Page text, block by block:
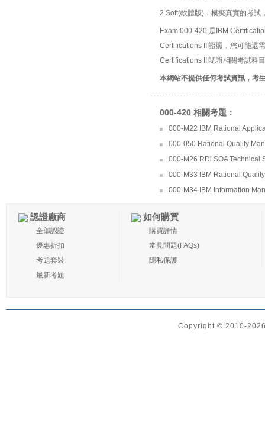
2.Soft(軟體版)：模擬真實的考試
Exam 000-420 是IBM
Certifications III證照，您可能還
Certifications III認證相關考試科
本網站不提供任何考試資訊，考
000-420 相關考題：
000-M22 IBM Rational
000-050 Rational Quality
000-M26 RDi SOA Technical
000-M33 IBM Rational
000-M34 IBM Information
認證廠商
全部認證
優惠折扣
考題套裝
最新考題
如何購買
購買詳情
常見問題(FAQs)
隱私保護
Copyright © 2010-